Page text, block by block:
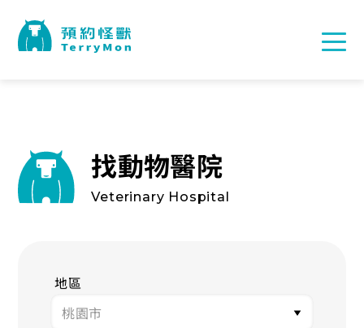
找動物醫院
Veterinary Hospital
地區